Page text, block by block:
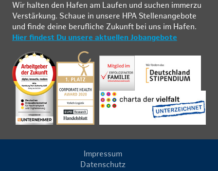
Wir hal­ten den Ha­fen am Lau­fen und su­chen im­mer­zu
Ver­stär­kung. Schau­e in un­se­re HPA Stel­len­an­ge­bo­te
und fin­de deine be­ruf­li­che Zu­kunft bei uns im Ha­fen.
Hier findest Du unsere aktuellen Jobangebote
Impressum
Datenschutz